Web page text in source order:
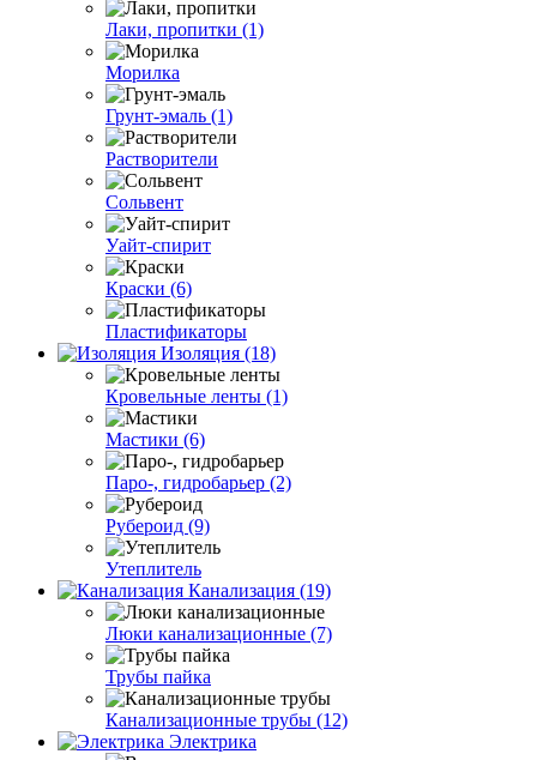
Лаки, пропитки (1)
Морилка
Грунт-эмаль (1)
Растворители
Сольвент
Уайт-спирит
Краски (6)
Пластификаторы
Изоляция (18)
Кровельные ленты (1)
Мастики (6)
Паро-, гидробарьер (2)
Рубероид (9)
Утеплитель
Канализация (19)
Люки канализационные (7)
Трубы пайка
Канализационные трубы (12)
Электрика